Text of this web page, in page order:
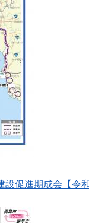
促進期成会【令